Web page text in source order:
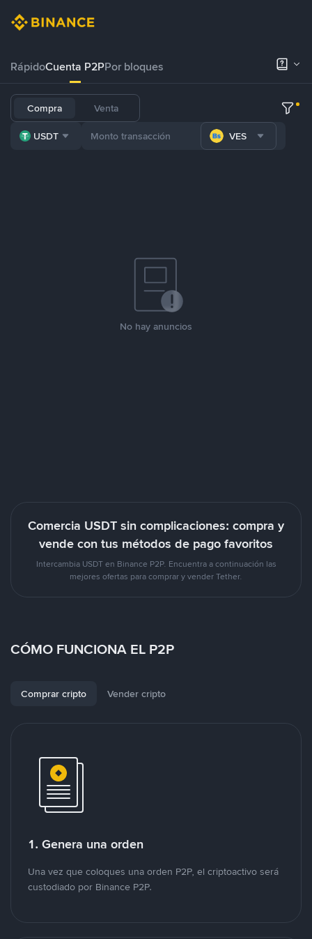
RápidoCuenta P2PPor bloques
Compra Venta
USDT VES
No hay anuncios
Comercia USDT sin complicaciones: compra y
vende con tus métodos de pago favoritos
Intercambia USDT en Binance P2P. Encuentra a continuación las
mejores ofertas para comprar y vender Tether.
CÓMO FUNCIONA EL P2P
Comprar cripto Vender cripto
1. Genera una orden
Una vez que coloques una orden P2P, el criptoactivo será
custodiado por Binance P2P.